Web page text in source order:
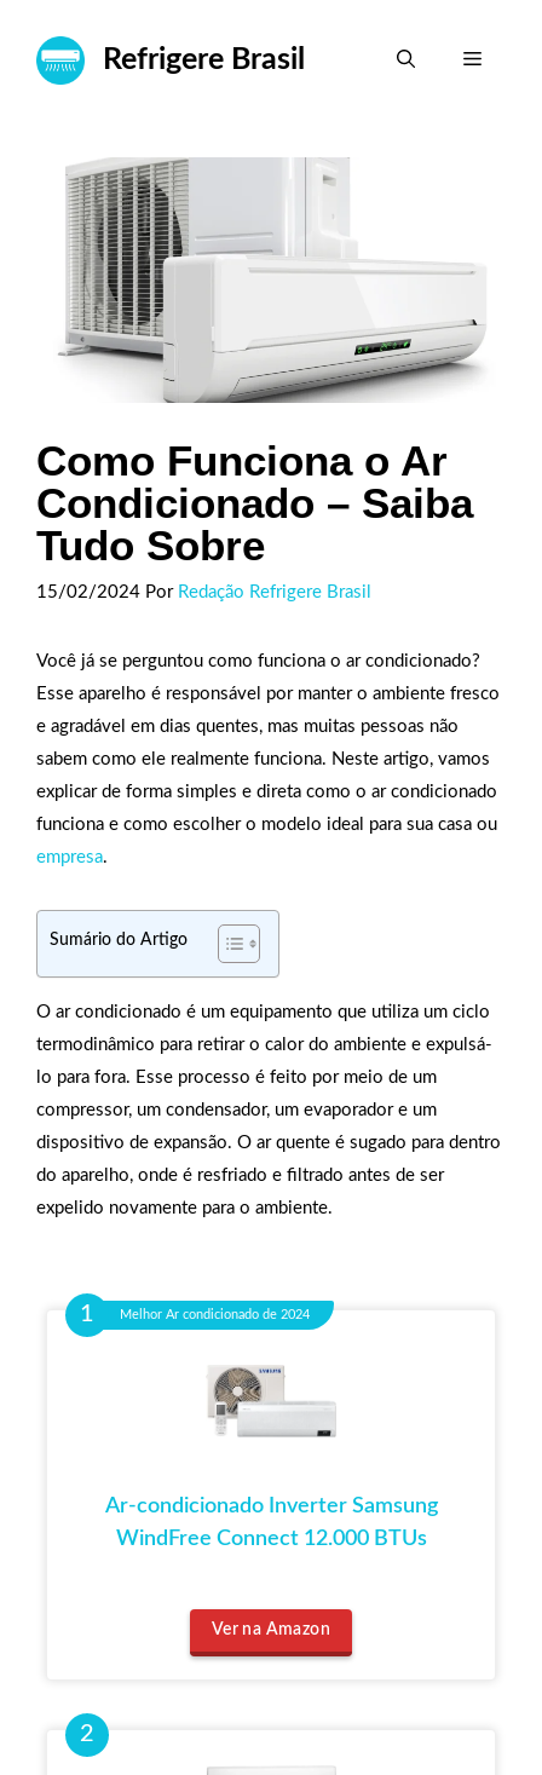
Refrigere Brasil Menu
Como Funciona o Ar
Condicionado – Saiba
Tudo Sobre
15/02/2024 Por Redação Refrigere Brasil
Você já se perguntou como funciona o ar condicionado?
Esse aparelho é responsável por manter o ambiente fresco
e agradável em dias quentes, mas muitas pessoas não
sabem como ele realmente funciona. Neste artigo, vamos
explicar de forma simples e direta como o ar condicionado
funciona e como escolher o modelo ideal para sua casa ou
empresa.
Sumário do Artigo
O ar condicionado é um equipamento que utiliza um ciclo
termodinâmico para retirar o calor do ambiente e expulsá-
lo para fora. Esse processo é feito por meio de um
compressor, um condensador, um evaporador e um
dispositivo de expansão. O ar quente é sugado para dentro
do aparelho, onde é resfriado e filtrado antes de ser
expelido novamente para o ambiente.
Melhor Ar condicionado de 2024
Ar-condicionado Inverter Samsung
WindFree Connect 12.000 BTUs
Ver na Amazon